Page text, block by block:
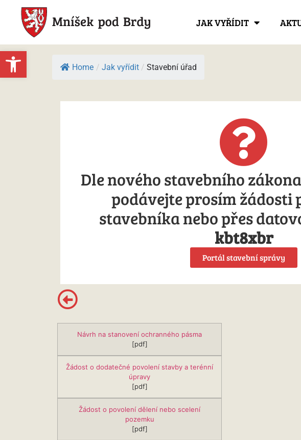
Open toolbar
JAK VYŘÍDIT
Home / Jak vyřídit / Stavební úřad
Dle nového stavebního zákona
podávejte prosím žádosti
stavebníka nebo přes
kbt8xbr
Portál stavební správy
Návrh na stanovení ochranného pásma
[pdf]
Žádost o dodatečné povolení stavby a terénní
úpravy
[pdf]
Žádost o povolení dělení nebo scelení
pozemku
[pdf]